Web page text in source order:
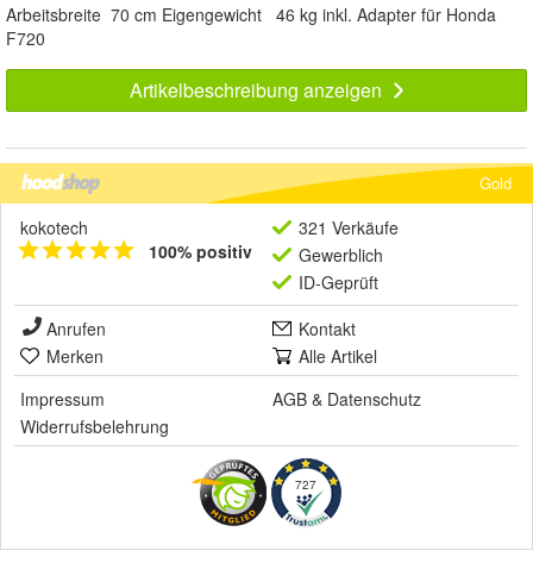
Arbeitsbreite 70 cm Eigengewicht 46 kg inkl. Adapter für Honda
F720
Artikelbeschreibung anzeigen
Gold
kokotech
100% positiv
321 Verkäufe
Gewerblich
ID-Geprüft
Anrufen
Kontakt
Merken
Alle Artikel
Impressum
AGB & Datenschutz
Widerrufsbelehrung
727